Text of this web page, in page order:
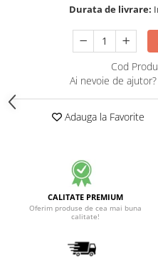
Durata de livrare:
Cod
Ai nevoie de ajutor?
Adauga la Favorite
CALITATE PREMIUM
Oferim produse de cea mai buna
calitate!